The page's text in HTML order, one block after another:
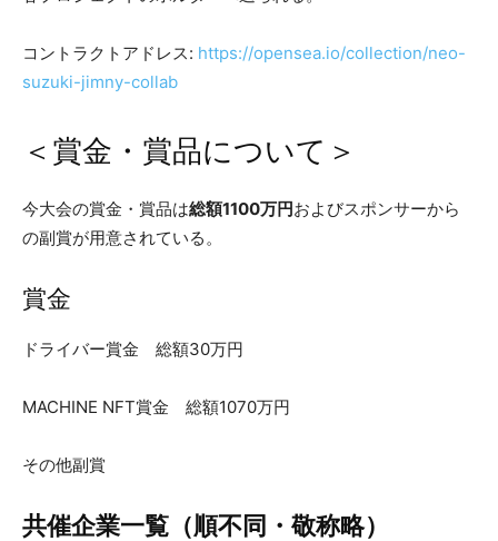
コントラクトアドレス: https://opensea.io/collection/neo-
suzuki-jimny-collab
＜賞金・賞品について＞
今大会の賞金・賞品は総額1100万円およびスポンサーから
の副賞が用意されている。
賞金
ドライバー賞金 総額30万円
MACHINE NFT賞金 総額1070万円
その他副賞
共催企業一覧（順不同・敬称略）